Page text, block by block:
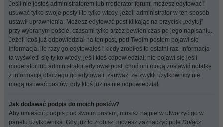
Jeśli nie jesteś administratorem lub moderator forum, możesz edytować i
usuwać tylko swoje posty i to tylko wtedy, jeżeli administrator w ten sposób
ustawił uprawnienia. Możesz edytować post klikając na przycisk „edytuj”
przy wybranym poście, czasami tylko przez pewien czas po jego napisaniu.
Jeżeli ktoś już odpowiedział na ten post, pod Twoim postem pojawi się
informacja, ile razy go edytowałeś i kiedy zrobiłeś to ostatni raz. Informacja
ta wyświetli się tylko wtedy, jeśli ktoś odpowiedział; nie pojawi się jeśli
moderator lub administrator edytował post, choć oni mogą zostawić notatkę
z informacją dlaczego go edytowali. Zauważ, że zwykli użytkownicy nie
mogą usuwać postów, gdy ktoś już na nie odpowiedział.
Jak dodawać podpis do moich postów?
Aby umieścić podpis pod swoim postem, musisz najpierw utworzyć go w
panelu użytkownika. Gdy już to zrobisz, możesz zaznaczyć pole Dołącz